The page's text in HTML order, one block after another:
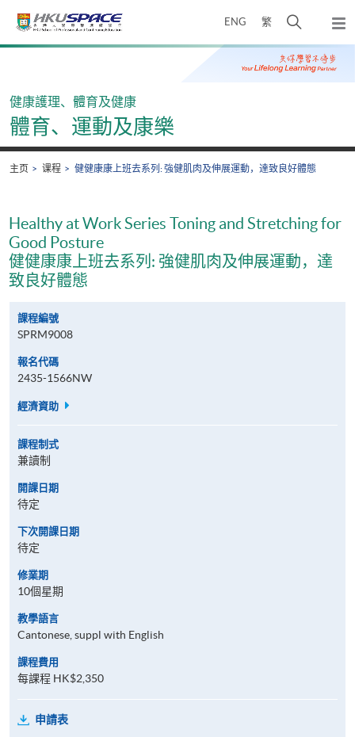
ENG 繁
开
搜
寻
弹
出
主
Main
健康護理、體育及健康
體育、運動及康樂
主页 课程 健健康康上班去系列: 強健肌肉及伸展運動，達致良好體態
Healthy at Work Series Toning and Stretching for
Good Posture
健健康康上班去系列: 強健肌肉及伸展運動，達
致良好體態
課程編號
SPRM9008
報名代碼
2435-1566NW
經濟資助
課程制式
兼讀制
開課日期
待定
下次開課日期
待定
修業期
10個星期
教學語言
Cantonese, suppl with English
課程費用
每課程 HK$2,350
申請表